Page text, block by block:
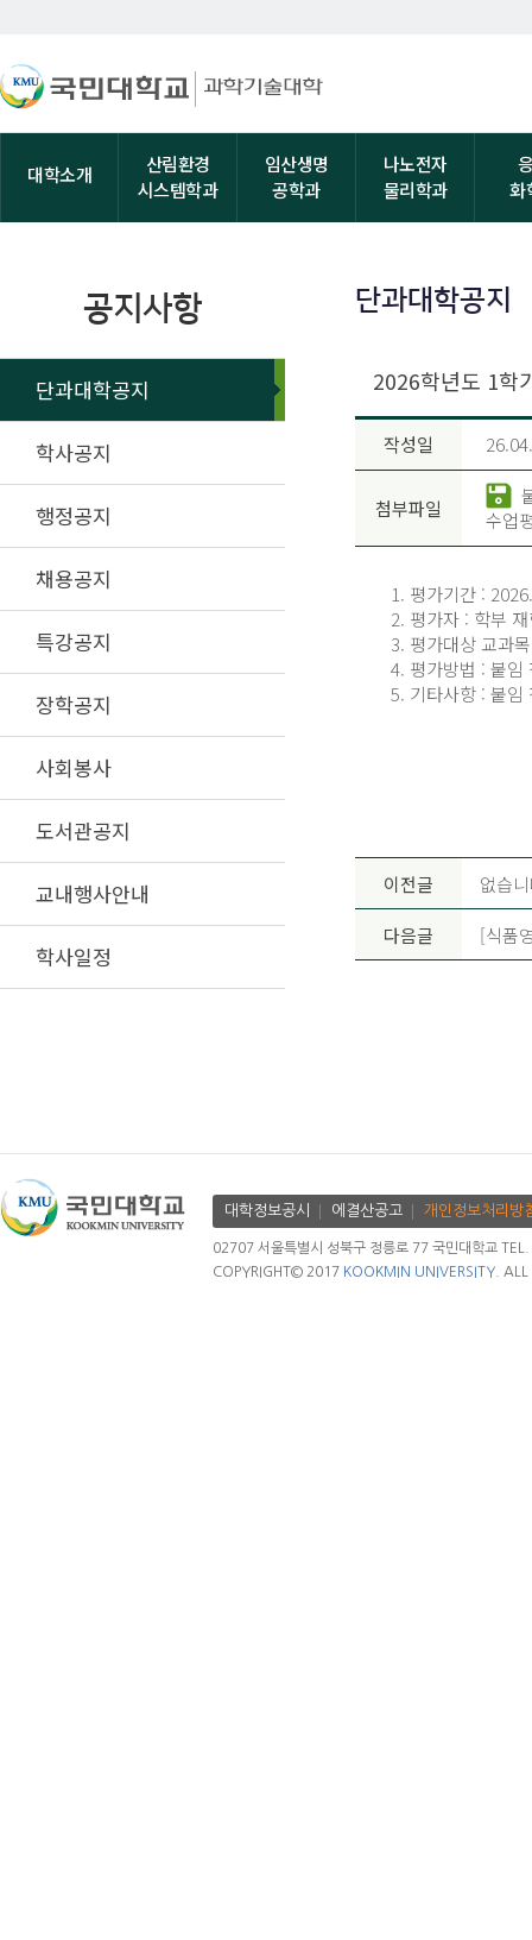
대학소개
산림환경
시스템학과
임산생명
공학과
나노전자
물리학과
화
공지사항
단과대학공지
학사공지
행정공지
채용공지
특강공지
장학공지
사회봉사
도서관공지
교내행사안내
학사일정
단과대학공지
2026학년도 1학
작성일
첨부파일
수업
1. 평가기간 :
2. 평가자 : 학부
3. 평가대상 교과
4. 평가방법 : 붙임
5. 기타사항 : 붙임
이전글 없습
다음글 [식품
대학정보공시 에결산공고 개인정보처리방
02707 서울특별시 성북구 정릉로 77 국민대학교
COPYRIGHT© 2017 KOOKMIN UNIVERSITY. ALL